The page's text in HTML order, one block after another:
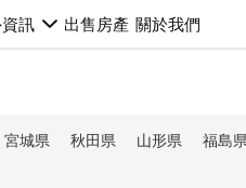
訊 出售房產 關於我們
宮城県 秋田県 山形県 福島県